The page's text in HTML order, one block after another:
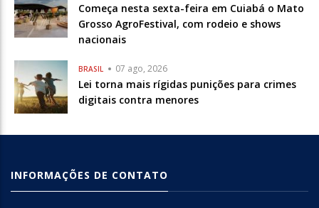
Começa nesta sexta-feira em Cuiabá o Mato
Grosso AgroFestival, com rodeio e shows
nacionais
BRASIL 07 ago, 2026
Lei torna mais rígidas punições para crimes
digitais contra menores
INFORMAÇÕES DE CONTATO